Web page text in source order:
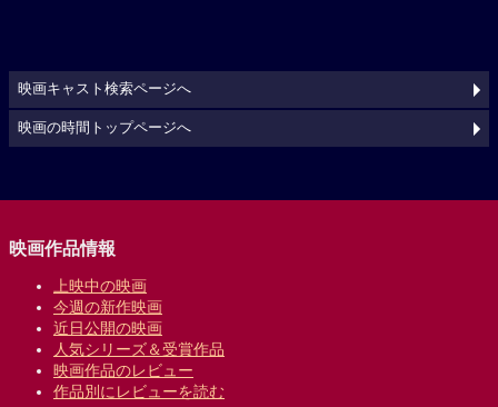
映画キャスト検索ページへ
映画の時間トップページへ
映画作品情報
上映中の映画
今週の新作映画
近日公開の映画
人気シリーズ＆受賞作品
映画作品のレビュー
作品別にレビューを読む